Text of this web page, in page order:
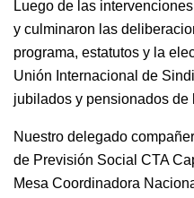
Luego de las
y culminaron las
programa, estatutos y la
Unión Internacional de
jubilados y pensionados de
Nuestro delegado
de Previsión Social CTA
Mesa Coordinadora